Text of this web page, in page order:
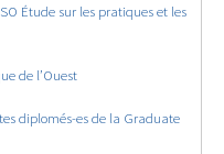
Étude sur les pratiques et les
de l’Ouest
diplomés-es de la Graduate